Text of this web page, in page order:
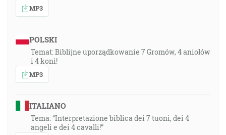
MP3
POLSKI
Temat: Biblijne uporządkowanie 7 Gromów, 4 aniołów
i 4 koni!
MP3
ITALIANO
Tema: “Interpretazione biblica dei 7 tuoni, dei 4
angeli e dei 4 cavalli!”